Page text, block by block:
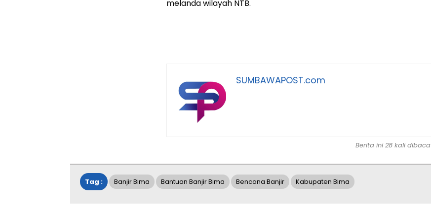
melanda wilayah NTB.
SUMBAWAPOST.com
Berita ini 28 kali dibaca
Tag : Banjir Bima Bantuan Banjir Bima Bencana Banjir Kabupaten Bima